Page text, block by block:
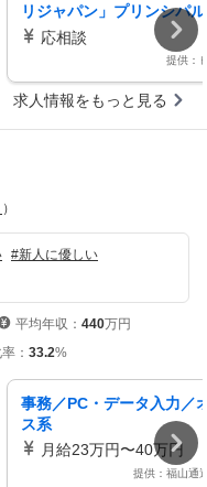
リジャパン」プリンシパ
ア／スタッフ BEOLプロ
テグレーションエンジニ
応相談
提供：
求人情報をもっと見る
）
#新人に優しい
平均年収： 440万円
： 33.2%
事務／PC・データ入力／
ス系
月給23万円〜40万円
提供：福山通